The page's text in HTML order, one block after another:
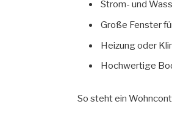
Strom- und
Große Fenster
Heizung oder
Hochwertige
So steht ein